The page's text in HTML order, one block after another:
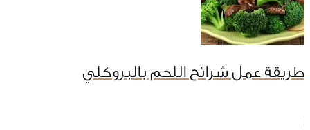
طريقة عمل شرائح اللحم بالبروكلي